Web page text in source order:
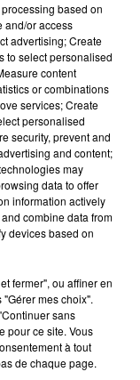
LA
mercredi en
based on
and/or access
advertising; Create
to select personalised
content
or combinations
services; Create
personalised
security, prevent and
and content;
may
data to offer
information actively
combine data from
devices based on
fermer", ou affiner en
mes choix".
sans
pour ce site. Vous
à tout
de chaque page.